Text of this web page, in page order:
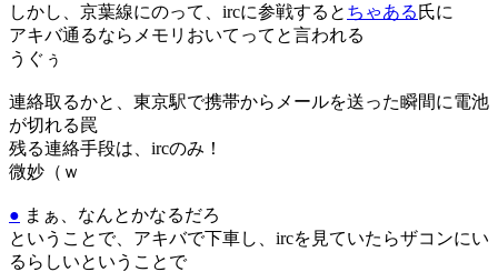
しかし、京葉線にのって、ircに参戦すると ちゃある氏に
アキバ通るならメモリおいてってと言われる
うぐぅ
連絡取るかと、東京駅で携帯からメールを送った瞬間に電池
が切れる罠
残る連絡手段は、ircのみ！
微妙（ｗ
● まぁ、なんとかなるだろ
ということで、アキバで下車し、ircを見ていたらザコンにい
るらしいということで